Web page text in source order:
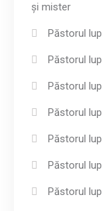
și mister
Păstorul
Păstorul
Păstorul
Păstorul
Păstorul
Păstorul
Păstorul